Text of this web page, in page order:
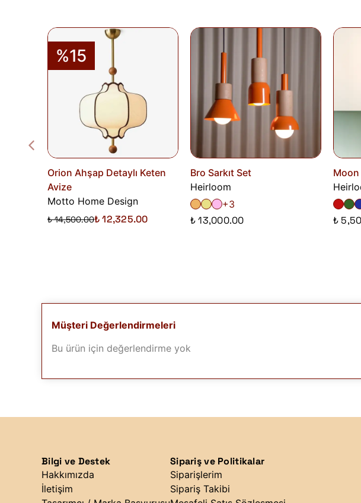
%15
Orion Ahşap Detaylı Keten
Avize
Motto Home Design
₺ 14,500.00₺ 12,325.00
Bro Sarkıt Set
Heirloom
+3
₺ 13,000.00
Moon
₺
Müşteri Değerlendirmeleri
Bu ürün için değerlendirme yok
Bilgi ve Destek
Hakkımızda
İletişim
Sipariş ve Politikalar
Siparişlerim
Sipariş Takibi